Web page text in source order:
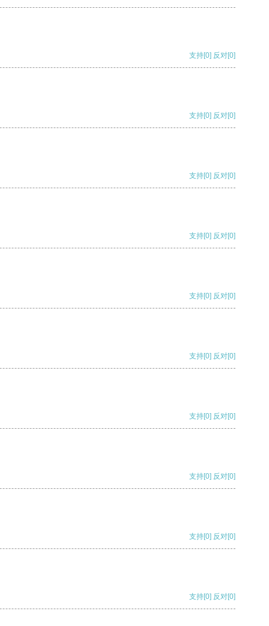
支持[0] 反对[0]
支持[0] 反对[0]
支持[0] 反对[0]
支持[0] 反对[0]
支持[0] 反对[0]
支持[0] 反对[0]
支持[0] 反对[0]
支持[0] 反对[0]
支持[0] 反对[0]
支持[0] 反对[0]